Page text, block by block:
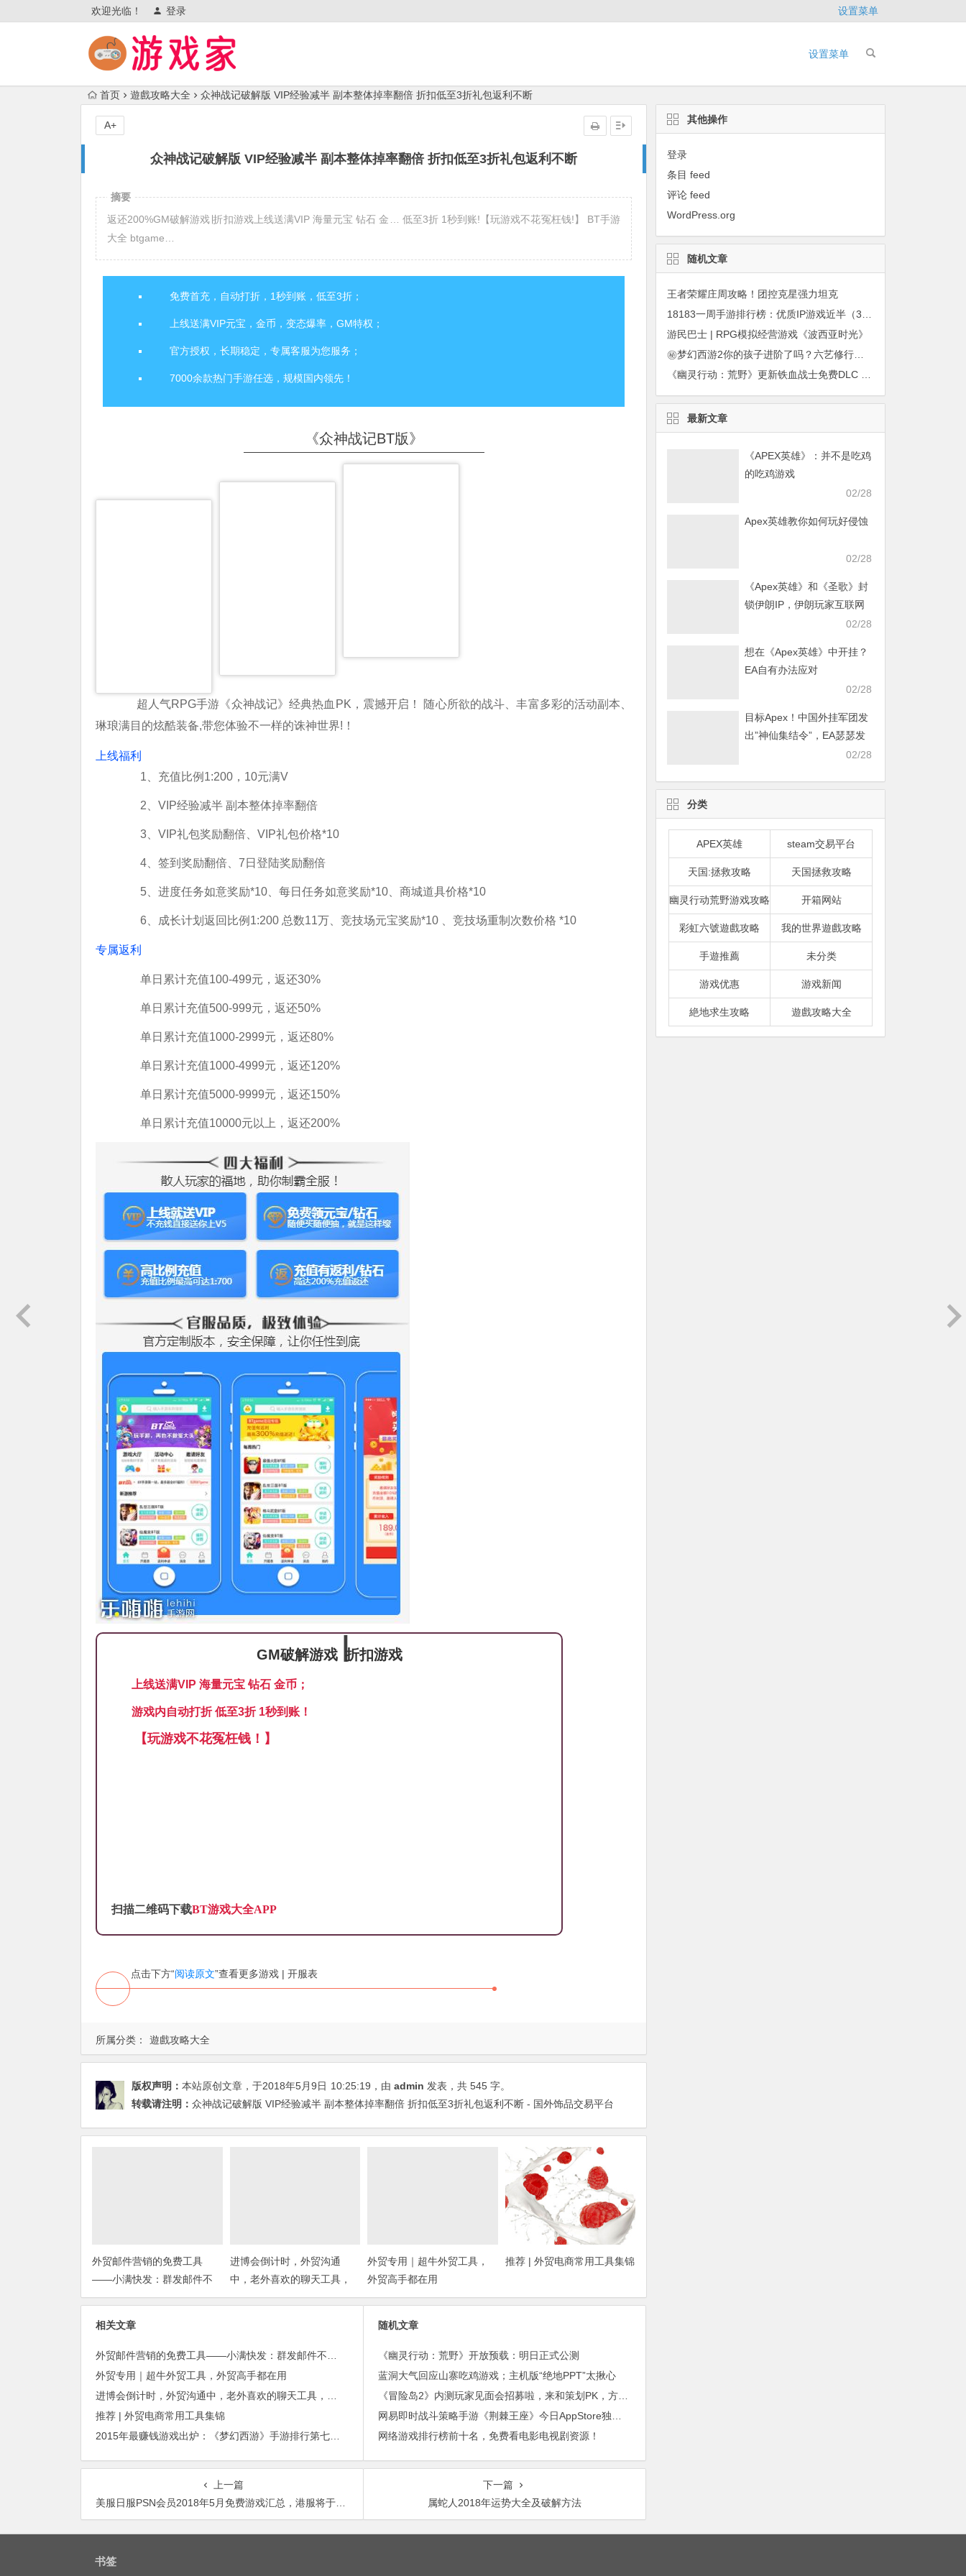
欢迎光临！ 登录 设置菜单
设置菜单
首页 遊戲攻略大全 众神战记破解版 VIP经验减半 副本整体掉率翻倍 折扣低至3折礼包返利不断
众神战记破解版 VIP经验减半 副本整体掉率翻倍 折扣低至3折礼包返利不断
A+
所属分类： 遊戲攻略大全
摘要
返还200%GM破解游戏∣折扣游戏上线送满VIP 海量元宝 钻石 金… 低至3折 1秒到账!【玩游戏不花冤枉钱!】 BT手游
大全 btgame…
免费首充，自动打折，1秒到账，低至3折；
上线送满VIP元宝，金币，变态爆率，GM特权；
官方授权，长期稳定，专属客服为您服务；
7000余款热门手游任选，规模国内领先！
《众神战记BT版》
超人气RPG手游《众神战记》经典热血PK，震撼开启！ 随心所欲的战斗、丰富多彩的活动副本、
琳琅满目的炫酷装备,带您体验不一样的诛神世界!！
上线福利
1、充值比例1:200，10元满V
2、VIP经验减半 副本整体掉率翻倍
3、VIP礼包奖励翻倍、VIP礼包价格*10
4、签到奖励翻倍、7日登陆奖励翻倍
5、进度任务如意奖励*10、每日任务如意奖励*10、商城道具价格*10
6、成长计划返回比例1:200 总数11万、竞技场元宝奖励*10 、竞技场重制次数价格 *10
专属返利
单日累计充值100-499元，返还30%
单日累计充值500-999元，返还50%
单日累计充值1000-2999元，返还80%
单日累计充值1000-4999元，返还120%
单日累计充值5000-9999元，返还150%
单日累计充值10000元以上，返还200%
GM破解游戏∣ 折扣游戏
上线送满VIP 海量元宝 钻石 金币；
游戏内自动打折 低至3折 1秒到账！
【玩游戏不花冤枉钱！】
扫描二维码下载BT游戏大全APP
点击下方“阅读原文”查看更多游戏 | 开服表
版权声明： 本站原创文章，于2018年5月9日 10:25:19 ，由 admin 发表，共 545 字。
转载请注明： 众神战记破解版 VIP经验减半 副本整体掉率翻倍 折扣低至3折礼包返利不断 - 国外饰品交易平台
外贸邮件营销的免费工具
——小满快发：群发邮件不
担心IP被封
进博会倒计时，外贸沟通
中，老外喜欢的聊天工具，
你知道几种？
外贸专用｜超牛外贸工具，
外贸高手都在用
推荐 | 外贸电商常用工具集锦
相关文章
外贸邮件营销的免费工具——小满快发：群发邮件不担心IP被封
外贸专用｜超牛外贸工具，外贸高手都在用
进博会倒计时，外贸沟通中，老外喜欢的聊天工具，你知道几种？
推荐 | 外贸电商常用工具集锦
2015年最赚钱游戏出炉：《梦幻西游》手游排行第七，腾讯总收入进前三
随机文章
《幽灵行动：荒野》开放预载：明日正式公测
蓝洞大气回应山寨吃鸡游戏；主机版“绝地PPT”太揪心
《冒险岛2》内测玩家见面会招募啦，来和策划PK，方块妞玩游戏！
网易即时战斗策略手游《荆棘王座》今日AppStore独家首发（内有多重福利）
网络游戏排行榜前十名，免费看电影电视剧资源！
上一篇
美服日服PSN​会员2018年5月免费游戏汇总，港服将于下周发布会免游戏内容
下一篇
属蛇人2018年运势大全及破解方法
其他操作
登录
条目 feed
评论 feed
WordPress.org
随机文章
王者荣耀庄周攻略！团控克星强力坦克
游民巴士 | RPG模拟经营游戏《波西亚时光》
㊙梦幻西游2你的孩子进阶了吗？六艺修行攻略大汇总
最新文章
《APEX英雄》：并不是吃鸡
的吃鸡游戏
02/28
Apex英雄教你如何玩好侵蚀
02/28
《Apex英雄》和《圣歌》封
锁伊朗IP，伊朗玩家互联网
02/28
想在《Apex英雄》中开挂？
EA自有办法应对
02/28
目标Apex！中国外挂军团发
出”神仙集结令”，EA瑟瑟发
02/28
分类
APEX英雄 steam交易平台
天国:拯救攻略 天国拯救攻略
幽灵行动荒野游戏攻略 开箱网站
彩虹六號遊戲攻略 我的世界遊戲攻略
手遊推薦 未分类
游戏优惠 游戏新闻
絶地求生攻略 遊戲攻略大全
书签